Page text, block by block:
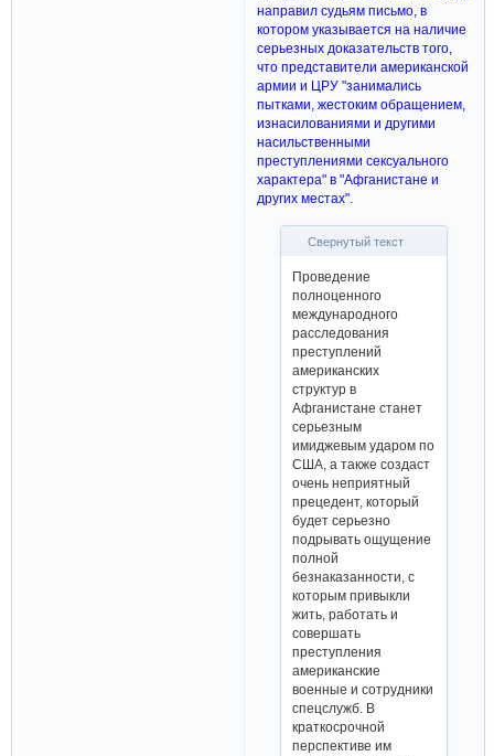
направил судьям письмо, в
котором указывается на наличие
серьезных доказательств того,
что представители американской
армии и ЦРУ "занимались
пытками, жестоким обращением,
изнасилованиями и другими
насильственными
преступлениями сексуального
характера" в "Афганистане и
других местах".
Свернутый текст
Проведение
полноценного
международного
расследования
преступлений
американских
структур в
Афганистане станет
серьезным
имиджевым ударом по
США, а также создаст
очень неприятный
прецедент, который
будет серьезно
подрывать ощущение
полной
безнаказанности, с
которым привыкли
жить, работать и
совершать
преступления
американские
военные и сотрудники
спецслужб. В
краткосрочной
перспективе им